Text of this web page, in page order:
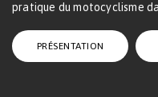
pratique du motocyclisme
PRÉSENTATION